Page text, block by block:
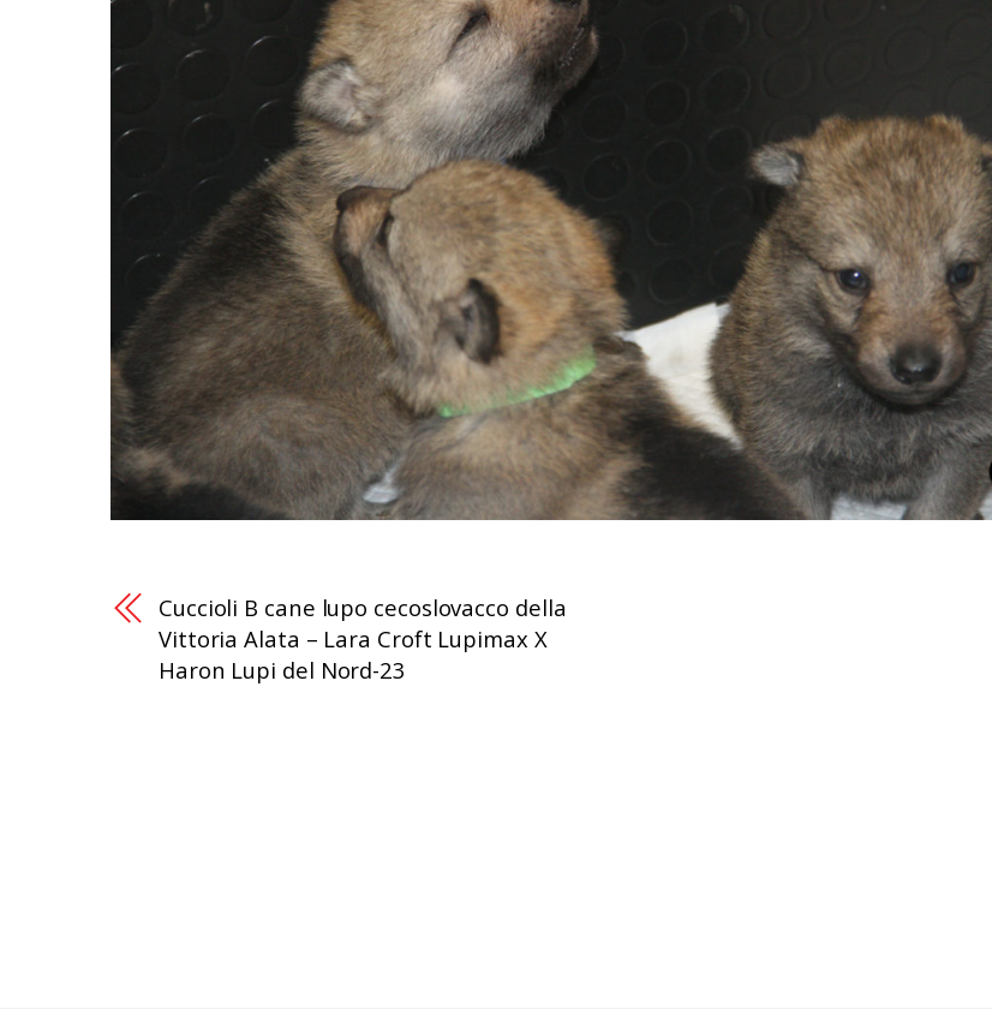
Cuccioli B cane lupo cecoslovacco della
Vittoria Alata – Lara Croft Lupimax X
Haron Lupi del Nord-23